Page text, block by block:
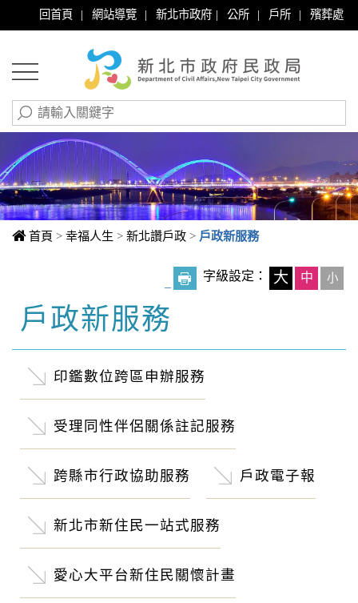
回首頁 | 網站導覽 | 新北市政府 | 公所 | 戶所 | 殯葬處
首頁 > 幸福人生 > 新北讚戶政 > 戶政新服務
字級設定： 大 中 小
中央內容區塊
戶政新服務
印鑑數位跨區申辦服務
受理同性伴侶關係註記服務
跨縣市行政協助服務 戶政電子報
新北市新住民一站式服務
愛心大平台新住民關懷計畫